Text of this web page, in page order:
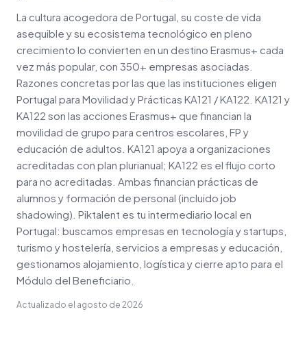
La cultura acogedora de Portugal, su coste de vida
asequible y su ecosistema tecnológico en pleno
crecimiento lo convierten en un destino Erasmus+ cada
vez más popular, con 350+ empresas asociadas.
Razones concretas por las que las instituciones eligen
Portugal para Movilidad y Prácticas KA121 / KA122. KA121 y
KA122 son las acciones Erasmus+ que financian la
movilidad de grupo para centros escolares, FP y
educación de adultos. KA121 apoya a organizaciones
acreditadas con plan plurianual; KA122 es el flujo corto
para no acreditadas. Ambas financian prácticas de
alumnos y formación de personal (incluido job
shadowing). Piktalent es tu intermediario local en
Portugal: buscamos empresas en tecnología y startups,
turismo y hostelería, servicios a empresas y educación,
gestionamos alojamiento, logística y cierre apto para el
Módulo del Beneficiario.
Actualizado el agosto de 2026